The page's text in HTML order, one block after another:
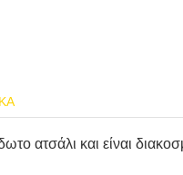
ατσάλι και είναι